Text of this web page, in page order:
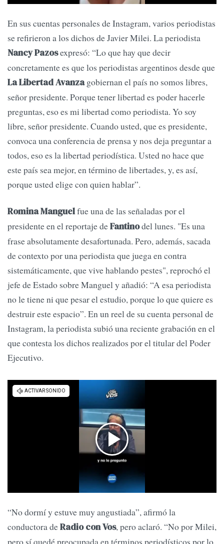
En sus cuentas personales de Instagram, varios periodistas
se refirieron a los dichos de Javier Milei. La periodista
Nancy Pazosexpresó: “Lo que hay que decir
concretamente es que los periodistas argentinos desde que
La Libertad Avanzagobiernan el país no somos libres,
señor presidente. Porque tener libertad es poder hacerle
preguntas, eso es mi libertad como periodista. Yo soy
libre, señor presidente. Cuando usted, que es presidente,
convoca una conferencia de prensa y nos deja preguntar a
todos, eso es la libertad periodística. Usted no hace que
este país sea mejor, en término de libertades, y, es así,
porque usted elige con quien hablar”.
Romina Manguelfue una de las señaladas por el
presidente en el reportaje deFantinodel lunes. "Es una
frase absolutamente desafortunada. Pero, además, sacada
de contexto por una periodista que juega en contra
sistemáticamente, que vive hablando pestes", reprochó el
jefe de Estado sobre Manguel y añadió: “A esa periodista
no le tiene ni que pesar el estudio, porque lo que quiere es
destruir este espacio”. En un reel de su cuenta personal de
Instagram, la periodista subió una reciente grabación en el
que contesta los dichos realizados por el titular del Poder
Ejecutivo.
“No dormí y estuve muy angustiada”, afirmó la
conductora deRadio con Vos, pero aclaró. “No por Milei,